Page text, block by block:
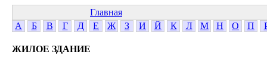
Главная
А
Б В Г Д Е Ж З И Й К Л М Н О П
ЖИЛОЕ ЗДАНИЕ